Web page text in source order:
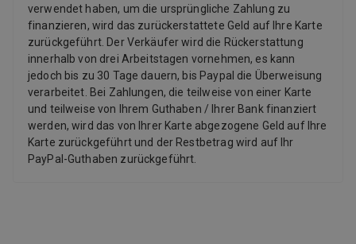
verwendet haben, um die ursprüngliche Zahlung zu
finanzieren, wird das zurückerstattete Geld auf Ihre Karte
zurückgeführt. Der Verkäufer wird die Rückerstattung
innerhalb von drei Arbeitstagen vornehmen, es kann
jedoch bis zu 30 Tage dauern, bis Paypal die Überweisung
verarbeitet. Bei Zahlungen, die teilweise von einer Karte
und teilweise von Ihrem Guthaben / Ihrer Bank finanziert
werden, wird das von Ihrer Karte abgezogene Geld auf Ihre
Karte zurückgeführt und der Restbetrag wird auf Ihr
PayPal-Guthaben zurückgeführt.